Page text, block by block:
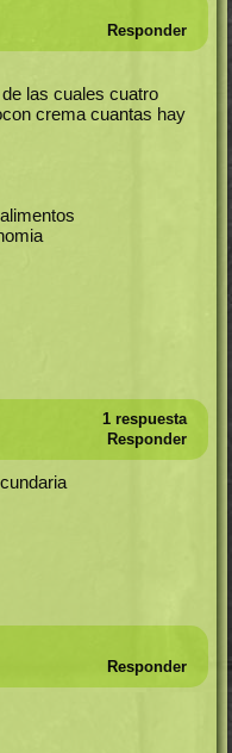
Responder
las cuales cuatro
crema cuantas hay
1 respuesta
Responder
Responder